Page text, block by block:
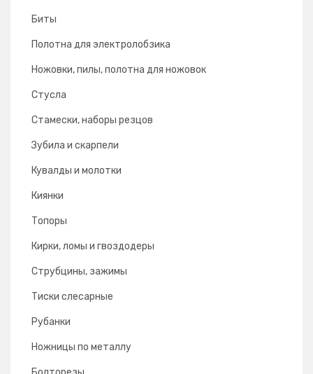
Биты
Полотна для электролобзика
Ножовки, пилы, полотна для ножовок
Стусла
Cтамески, наборы резцов
Зубила и скарпели
Кувалды и молотки
Киянки
Топоры
Кирки, ломы и гвоздодеры
Струбцины, зажимы
Тиски слесарные
Рубанки
Ножницы по металлу